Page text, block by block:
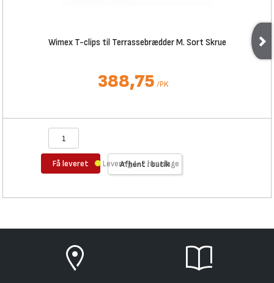
Wimex T-clips til Terrassebrædder M. Sort Skrue
388,75 /PK
Få leveret Afhent i butik
Levering 1-2 hverdage